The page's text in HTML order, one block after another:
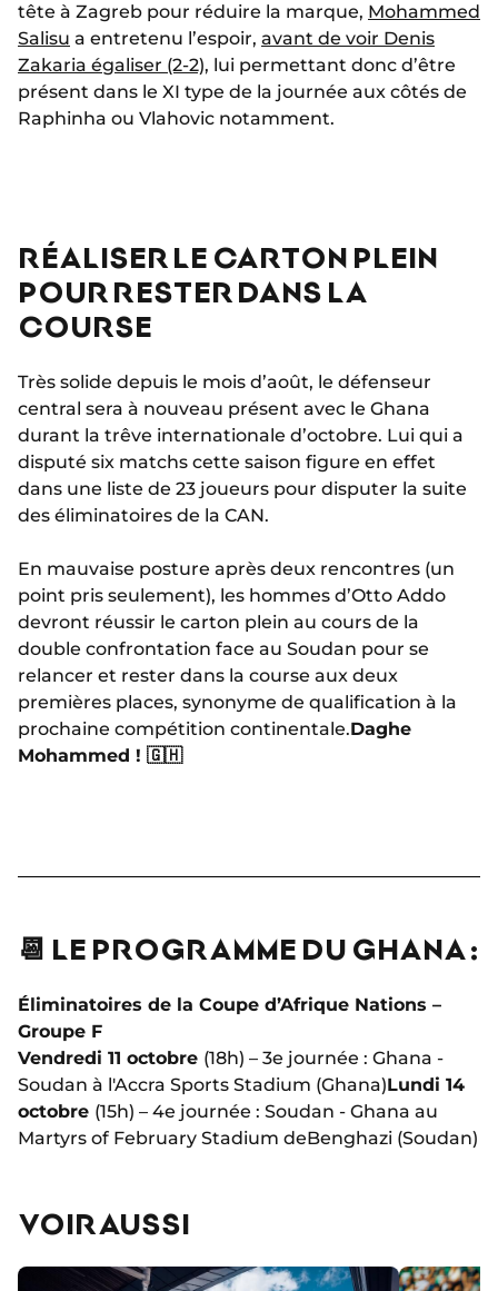
tête à Zagreb pour réduire la marque, Mohammed
Salisu a entretenu l’espoir, avant de voir Denis
Zakaria égaliser (2-2), lui permettant donc d’être
présent dans le XI type de la journée aux côtés de
Raphinha ou Vlahovic notamment.
RÉALISER LE CARTON PLEIN
POUR RESTER DANS LA
COURSE
Très solide depuis le mois d’août, le défenseur
central sera à nouveau présent avec le Ghana
durant la trêve internationale d’octobre. Lui qui a
disputé six matchs cette saison figure en effet
dans une liste de 23 joueurs pour disputer la suite
des éliminatoires de la CAN.
En mauvaise posture après deux rencontres (un
point pris seulement), les hommes d’Otto Addo
devront réussir le carton plein au cours de la
double confrontation face au Soudan pour se
relancer et rester dans la course aux deux
premières places, synonyme de qualification à la
prochaine compétition continentale.Daghe
Mohammed ! 🇬🇭
📆 LE PROGRAMME DU GHANA :
Éliminatoires de la Coupe d’Afrique Nations –
Groupe F
Vendredi 11 octobre (18h) – 3e journée : Ghana -
Soudan à l'Accra Sports Stadium (Ghana)Lundi 14
octobre (15h) – 4e journée : Soudan - Ghana au
Martyrs of February Stadium deBenghazi (Soudan)
VOIR AUSSI